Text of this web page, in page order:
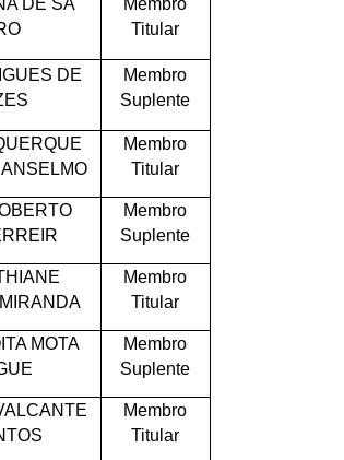
DE SÁ
Membro
Titular
DE
Membro
Suplente
Membro
Titular
Membro
Suplente
Membro
Titular
MOTA
Membro
Suplente
Membro
Titular